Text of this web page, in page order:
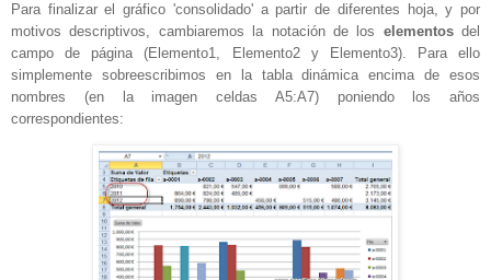
Para finalizar el gráfico 'consolidado' a partir de diferentes hoja, y por
motivos descriptivos, cambiaremos la notación de los elementosdel
campo de página (Elemento1, Elemento2 y Elemento3). Para ello
simplemente sobreescribimos en la tabla dinámica encima de esos
nombres (en la imagen celdas A5:A7) poniendo los años
correspondientes: